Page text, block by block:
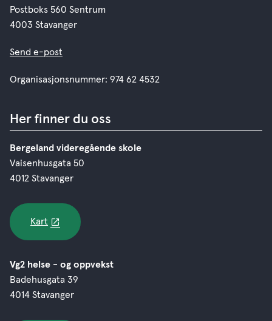
Postboks 560 Sentrum
4003 Stavanger
Send e-post
Organisasjonsnummer: 974 62 4532
Her finner du oss
Bergeland videregående skole
Vaisenhusgata 50
4012 Stavanger
Kart
Vg2 helse - og oppvekst
Badehusgata 39
4014 Stavanger